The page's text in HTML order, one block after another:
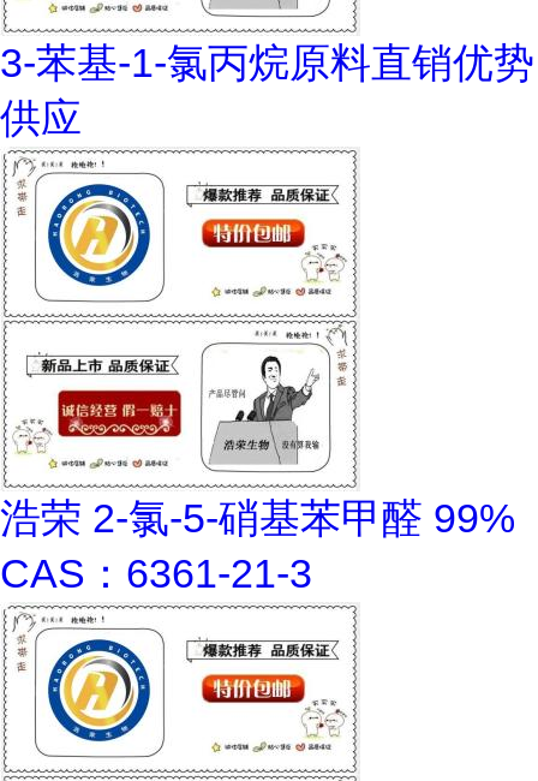
3-苯基-1-氯丙烷原料直销优势
供应
浩荣 2-氯-5-硝基苯甲醛 99%
CAS：6361-21-3